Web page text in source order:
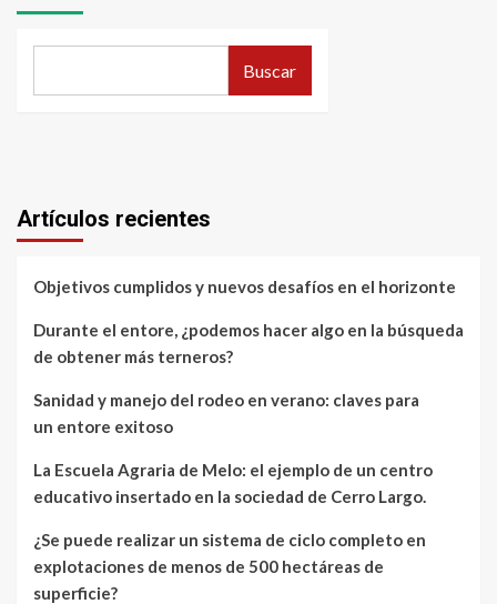
Buscar
Artículos recientes
Objetivos cumplidos y nuevos desafíos en el horizonte
Durante el entore, ¿podemos hacer algo en la búsqueda
de obtener más terneros?
Sanidad y manejo del rodeo en verano: claves para
un entore exitoso
La Escuela Agraria de Melo: el ejemplo de un centro
educativo insertado en la sociedad de Cerro Largo.
¿Se puede realizar un sistema de ciclo completo en
explotaciones de menos de 500 hectáreas de
superficie?